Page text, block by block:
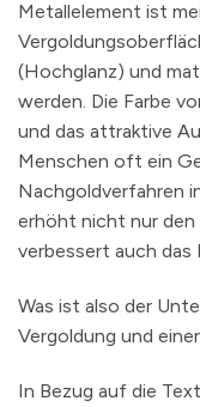
Metallelement ist
(Hochglanz) und
werden. Die Farbe
und das attraktive
Menschen oft ein
Nachgoldverfahren
erhöht nicht nur
verbessert auch das
Was ist also der
Vergoldung und
In Bezug auf die